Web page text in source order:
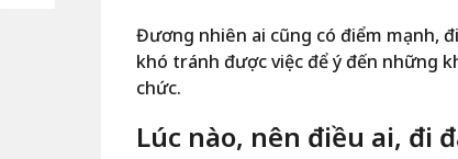
Đương nhiên ai cũng có điểm mạnh,
khó tránh được việc để ý đến những
chức.
Lúc nào, nên điều ai, đi